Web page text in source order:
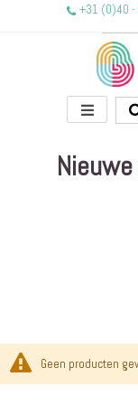
+31 (0)40 -
Toggle
Geen producten